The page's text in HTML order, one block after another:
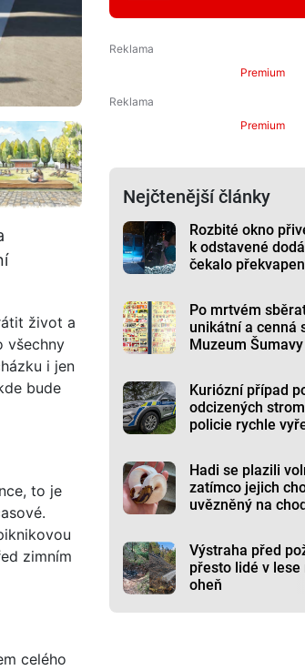
život a
všechny
i jen
bude
to je
zimním
celého
Premium
Premium
Nejčtenější články
Rozbité okno
k odstavené
čekalo
Po mrtvém
unikátní a cenná
Muzeum Šumavy
Kuriózní případ
odcizených
policie rychle
Hadi se plazili
zatímco jejich
uvězněný na
Výstraha před
přesto lidé v
oheň